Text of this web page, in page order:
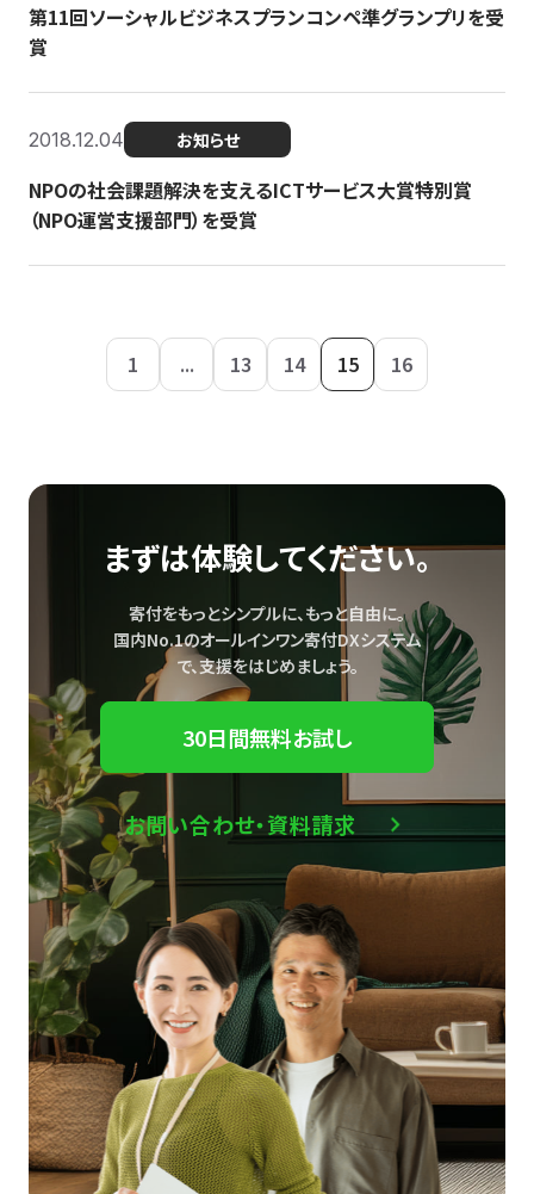
第11回ソーシャルビジネスプランコンペ準グランプリを受
賞
2018.12.04 お知らせ
NPOの社会課題解決を支えるICTサービス大賞特別賞
（NPO運営支援部門）を受賞
1 ... 13 14 15 16
まずは体験してください。
寄付をもっとシンプルに、もっと自由に。
国内No.1のオールインワン寄付DXシステム
で、支援をはじめましょう。
30日間無料お試し
お問い合わせ・資料請求